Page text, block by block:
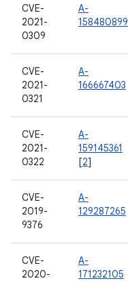
CVE-
2021-
0309
A-
158480899
CVE-
2021-
0321
A-
166667403
CVE-
2021-
0322
A-
159145361
[2]
CVE-
2019-
9376
A-
129287265
CVE-
2020-
A-
171232105